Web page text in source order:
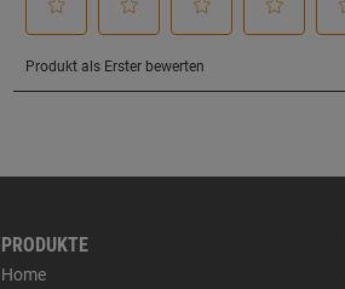
PRODUKTE
Home